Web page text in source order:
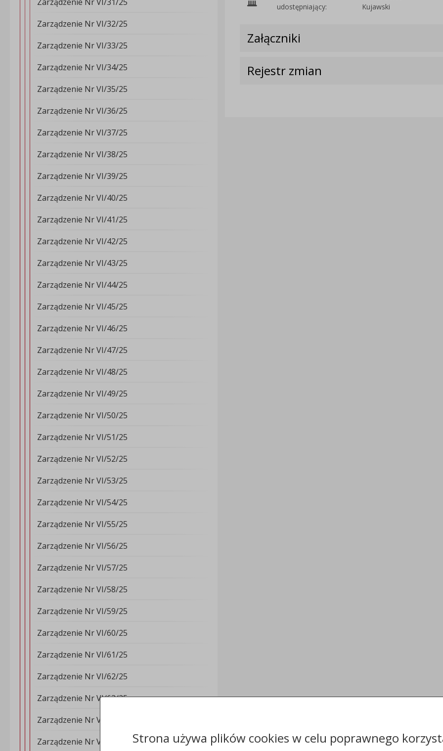
Zarządzenie Nr VI/32/25
Zarządzenie Nr VI/33/25
Zarządzenie Nr VI/34/25
Zarządzenie Nr VI/35/25
Zarządzenie Nr VI/36/25
Zarządzenie Nr VI/37/25
Zarządzenie Nr VI/38/25
Zarządzenie Nr VI/39/25
Zarządzenie Nr VI/40/25
Zarządzenie Nr VI/41/25
Zarządzenie Nr VI/42/25
Zarządzenie Nr VI/43/25
Zarządzenie Nr VI/44/25
Zarządzenie Nr VI/45/25
Zarządzenie Nr VI/46/25
Zarządzenie Nr VI/47/25
Zarządzenie Nr VI/48/25
Zarządzenie Nr VI/49/25
Zarządzenie Nr VI/50/25
Zarządzenie Nr VI/51/25
Zarządzenie Nr VI/52/25
Zarządzenie Nr VI/53/25
Zarządzenie Nr VI/54/25
Zarządzenie Nr VI/55/25
Zarządzenie Nr VI/56/25
Zarządzenie Nr VI/57/25
Zarządzenie Nr VI/58/25
Zarządzenie Nr VI/59/25
Zarządzenie Nr VI/60/25
Zarządzenie Nr VI/61/25
Zarządzenie Nr VI/62/25
Zarządzenie Nr VI/63/25
Zarządzenie Nr VI/64/25
Zarządzenie Nr VI/65/25
udostępniający:
Kujawski
Załączniki
Rejestr zmian
Strona używa plików cookies w celu poprawnego